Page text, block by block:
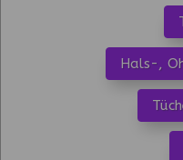
Hals-,